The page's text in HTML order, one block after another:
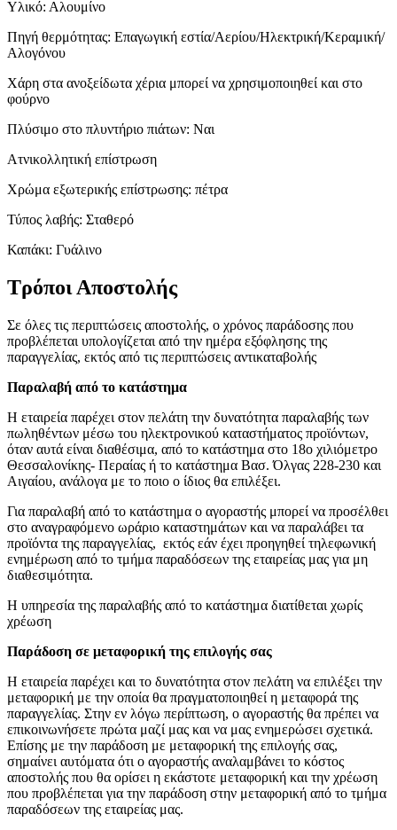
Υλικό: Αλουμίνο
Πηγή θερμότητας: Επαγωγική εστία/Αερίου/Ηλεκτρική/Κεραμική/
Αλογόνου
Χάρη στα ανοξείδωτα χέρια μπορεί να χρησιμοποιηθεί και στο
φούρνο
Πλύσιμο στο πλυντήριο πιάτων: Ναι
Ατνικολλητική επίστρωση
Χρώμα εξωτερικής επίστρωσης: πέτρα
Τύπος λαβής: Σταθερό
Καπάκι: Γυάλινο
Τρόποι Αποστολής
Σε όλες τις περιπτώσεις αποστολής, ο χρόνος παράδοσης που
προβλέπεται υπολογίζεται από την ημέρα εξόφλησης της
παραγγελίας, εκτός από τις περιπτώσεις αντικαταβολής
Παραλαβή από το κατάστημα
Η εταιρεία παρέχει στον πελάτη την δυνατότητα παραλαβής των
πωληθέντων μέσω του ηλεκτρονικού καταστήματος προϊόντων,
όταν αυτά είναι διαθέσιμα, από το κατάστημα στο 18ο χιλιόμετρο
Θεσσαλονίκης- Περαίας ή το κατάστημα Βασ. Όλγας 228-230 και
Αιγαίου, ανάλογα με το ποιο ο ίδιος θα επιλέξει.
Για παραλαβή από το κατάστημα ο αγοραστής μπορεί να προσέλθει
στο αναγραφόμενο ωράριο καταστημάτων και να παραλάβει τα
προϊόντα της παραγγελίας, εκτός εάν έχει προηγηθεί τηλεφωνική
ενημέρωση από το τμήμα παραδόσεων της εταιρείας μας για μη
διαθεσιμότητα.
Η υπηρεσία της παραλαβής από το κατάστημα διατίθεται χωρίς
χρέωση
Παράδοση σε μεταφορική της επιλογής σας
Η εταιρεία παρέχει και το δυνατότητα στον πελάτη να επιλέξει την
μεταφορική με την οποία θα πραγματοποιηθεί η μεταφορά της
παραγγελίας. Στην εν λόγω περίπτωση, ο αγοραστής θα πρέπει να
επικοινωνήσετε πρώτα μαζί μας και να μας ενημερώσει σχετικά.
Επίσης με την παράδοση με μεταφορική της επιλογής σας,
σημαίνει αυτόματα ότι ο αγοραστής αναλαμβάνει το κόστος
αποστολής που θα ορίσει η εκάστοτε μεταφορική και την χρέωση
που προβλέπεται για την παράδοση στην μεταφορική από το τμήμα
παραδόσεων της εταιρείας μας.